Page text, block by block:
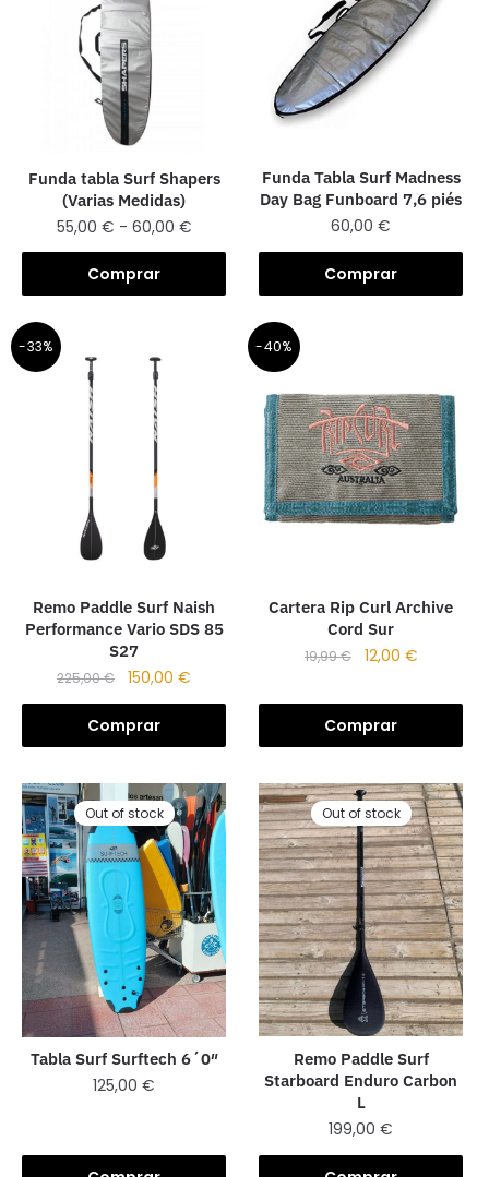
Funda tabla Surf Shapers
(Varias Medidas)
55,00 € - 60,00 €
Comprar
Funda Tabla Surf Madness
Day Bag Funboard 7,6 piés
60,00€
Comprar
-33%
Remo Paddle Surf Naish
Performance Vario SDS 85
S27
225,00€ 150,00€
Comprar
-40%
Cartera Rip Curl Archive
Cord Sur
19,99€ 12,00 €
Comprar
Out of stock
Tabla Surf Surftech 6´0″
125,00€
Out of stock
Remo Paddle Surf
Starboard Enduro Carbon
L
199,00€